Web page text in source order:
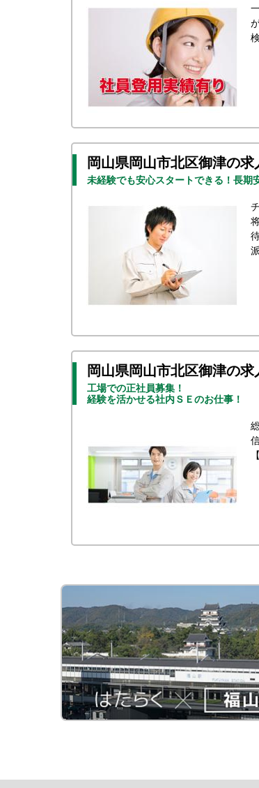
岡山県岡山市北区御津の
未経験でも安心スタートできる！長
岡山県岡山市北区御津の
工場での正社員募集！
経験を活かせる社内ＳＥのお仕事！